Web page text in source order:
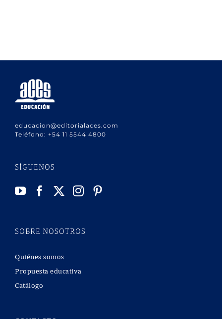
educacion@editorialaces.com
Teléfono: +54 11 5544 4800
SÍGUENOS
SOBRE NOSOTROS
Quiénes somos
Propuesta educativa
Catálogo